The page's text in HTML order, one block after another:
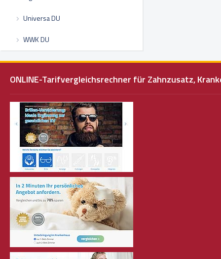
Universa DU
WWK DU
ONLINE-Tarifvergleichsrechner für Zahnzusatz,